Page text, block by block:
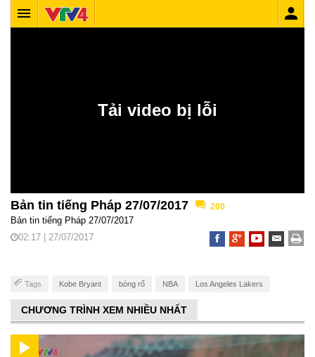
Bản tin tiếng Pháp 27/07/2017 200
Bản tin tiếng Pháp 27/07/2017
02:17 | 27/07/2017
Tags Kobe Bryant bóng rổ NBA Los Angeles Lakers
CHƯƠNG TRÌNH XEM NHIỀU NHẤT